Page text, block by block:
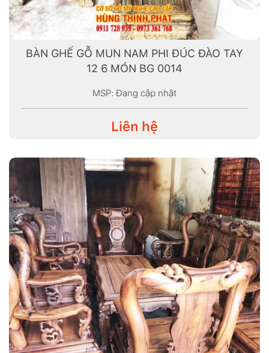
BÀN GHẾ GỖ MUN NAM PHI ĐÚC ĐÀO TAY
12 6 MÓN BG 0014
MSP: Đang cập nhật
Liên hệ